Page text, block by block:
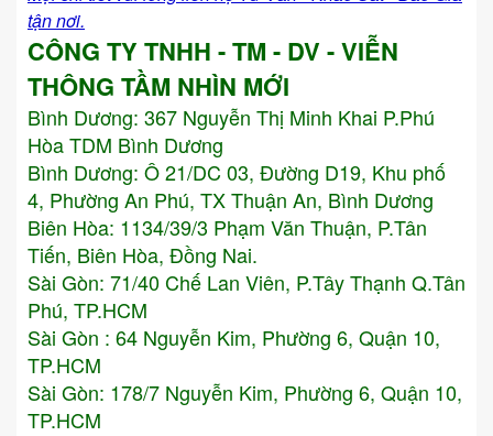
tận nơi.
CÔNG TY TNHH - TM - DV - VIỄN
THÔNG TẦM NHÌN MỚI
Bình Dương: 367 Nguyễn Thị Minh Khai P.Phú
Hòa TDM Bình Dương
Bình Dương: Ô 21/DC 03, Đường D19, Khu phố
4, Phường An Phú, TX Thuận An, Bình Dương
Biên Hòa: 1134/39/3 Phạm Văn Thuận, P.Tân
Tiến, Biên Hòa, Đồng Nai.
Sài Gòn: 71/40 Chế Lan Viên, P.Tây Thạnh Q.Tân
Phú, TP.HCM
Sài Gòn : 64 Nguyễn Kim, Phường 6, Quận 10,
TP.HCM
Sài Gòn: 178/7 Nguyễn Kim, Phường 6, Quận 10,
TP.HCM